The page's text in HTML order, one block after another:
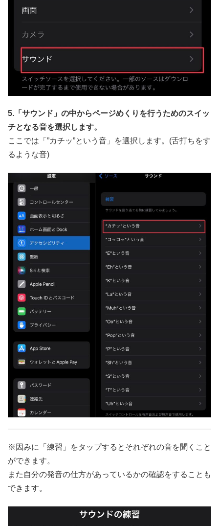
5.「サウンド」の中からページめくりを行うためのスイッ
チとなる音を選択します。
ここでは「”カチッ”という音」を選択します。(舌打ちをす
るような音)
※因みに「練習」をタップするとそれぞれの音を聞くこと
ができます。
また自分の発音の仕方があっているかの確認をすることも
できます。